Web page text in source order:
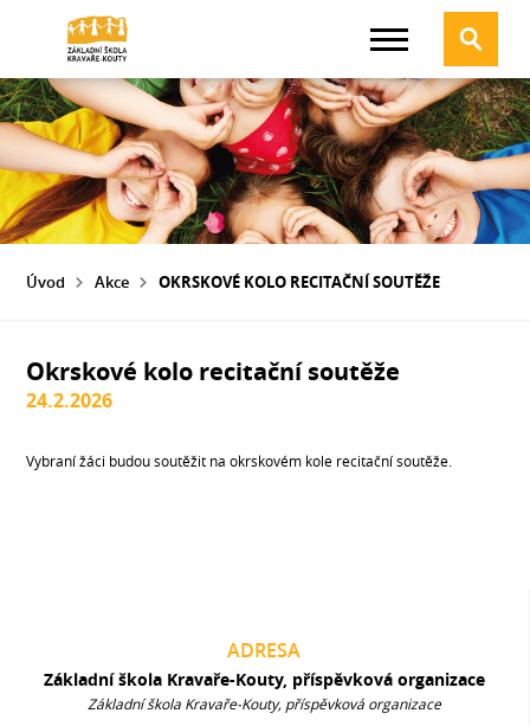
Úvod Akce OKRSKOVÉ KOLO RECITAČNÍ SOUTĚŽE
Okrskové kolo recitační soutěže
24.2.2026
Vybraní žáci budou soutěžit na okrskovém kole recitační soutěže.
ADRESA
Základní škola Kravaře-Kouty, příspěvková organizace
Základní škola Kravaře-Kouty, příspěvková organizace